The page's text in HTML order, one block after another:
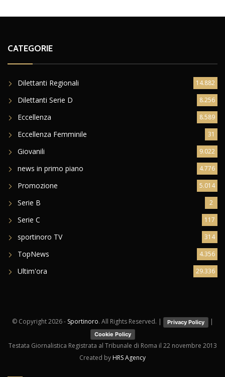
CATEGORIE
Dilettanti Regionali 14.882
Dilettanti Serie D 8.256
Eccellenza 8.589
Eccellenza Femminile 31
Giovanili 9.022
news in primo piano 4.776
Promozione 5.014
Serie B 2
Serie C 117
sportinoro TV 314
TopNews 4.356
Ultim'ora 29.336
© Copyright2026 - Sportinoro. All Rights Reserved. | Privacy Policy |
Cookie Policy
Testata Giornalistica Registrata al Tribunale di Roma il 22 novembre 2013
Created by HRS Agency